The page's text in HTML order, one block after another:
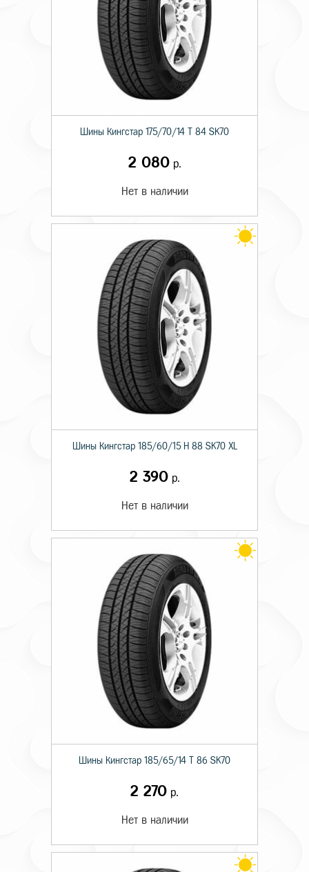
Шины Кингстар 175/70/14 T 84 SK70
2 080р.
Нет в наличии
Шины Кингстар 185/60/15 H 88 SK70 XL
2 390р.
Нет в наличии
Шины Кингстар 185/65/14 T 86 SK70
2 270 р.
Нет в наличии